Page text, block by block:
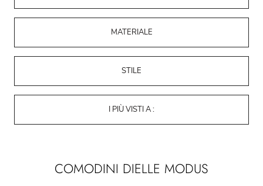
MATERIALE
STILE
I PIÙ VISTI A :
COMODINI DIELLE MODUS